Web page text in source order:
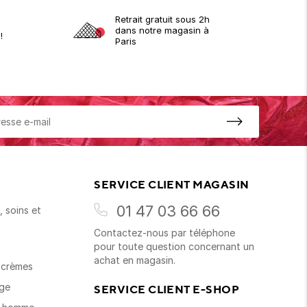
Retrait gratuit sous 2h
dans notre magasin à
Paris
soins et
SERVICE CLIENT MAGASIN
01 47 03 66 66
Contactez-nous par téléphone
pour toute question concernant un
achat en magasin.
SERVICE CLIENT E-SHOP